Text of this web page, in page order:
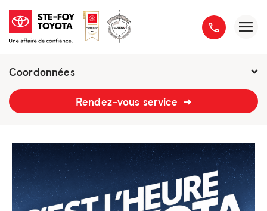
Coordonnées
2777 boulevard du Versant-Nord
Rendez-vous service